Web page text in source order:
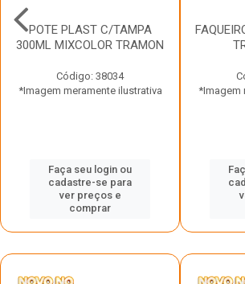
POTE PLAST C/TAMPA
300ML MIXCOLOR TRAMON
Código: 38034
*Imagem meramente ilustrativa
Faça seu login ou
cadastre-se para
ver preços e
comprar
*Imagem